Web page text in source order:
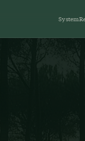
System